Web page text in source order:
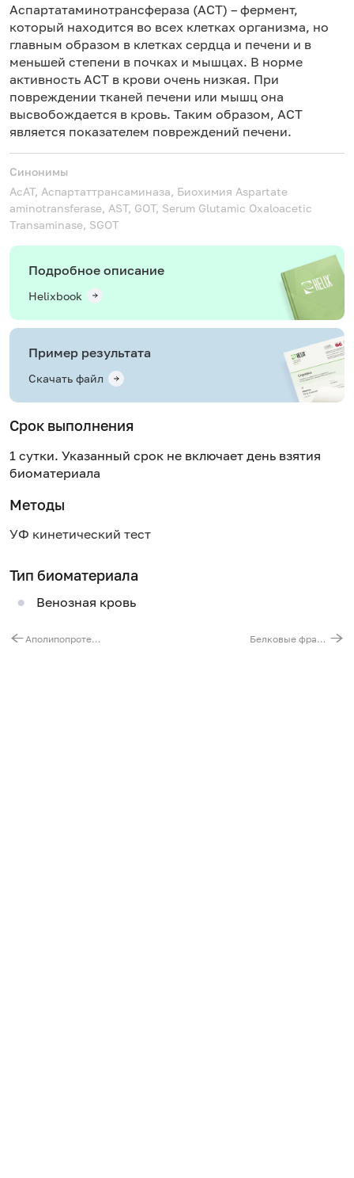
Аспартатаминотрансфераза (АСТ) – фермент,
который находится во всех клетках организма, но
главным образом в клетках сердца и печени и в
меньшей степени в почках и мышцах. В норме
активность АСТ в крови очень низкая. При
повреждении тканей печени или мышц она
высвобождается в кровь. Таким образом, АСТ
является показателем повреждений печени.
Синонимы
АсАТ, Аспартаттрансаминаза, Биохимия Aspartate
aminotransferase, AST, GOT, Serum Glutamic Oxaloacetic
Transaminase, SGOT
Подробное описание
Helixbook
Пример результата
Скачать файл
Срок выполнения
1 сутки. Указанный срок не включает день взятия
биоматериала
Методы
УФ кинетический тест
Тип биоматериала
Венозная кровь
Аполипопротеин A1 Белковые фракции в сыворотке